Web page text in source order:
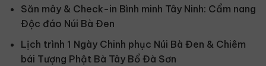
Săn mây & Check-in Bình minh Tây Ninh: Cẩm nang
Độc đáo Núi Bà Đen
Lịch trình 1 Ngày Chinh phục Núi Bà Đen & Chiêm
bái Tượng Phật Bà Tây Bổ Đà Sơn